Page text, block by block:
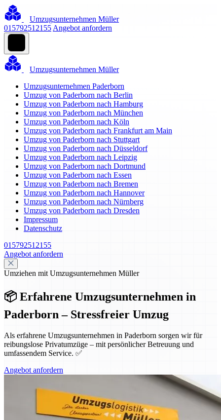
Umzugsunternehmen Müller
015792512155 Angebot anfordern
Umzugsunternehmen Müller
Umzugsunternehmen Paderborn
Umzug von Paderborn nach Berlin
Umzug von Paderborn nach Hamburg
Umzug von Paderborn nach München
Umzug von Paderborn nach Köln
Umzug von Paderborn nach Frankfurt am Main
Umzug von Paderborn nach Stuttgart
Umzug von Paderborn nach Düsseldorf
Umzug von Paderborn nach Leipzig
Umzug von Paderborn nach Dortmund
Umzug von Paderborn nach Essen
Umzug von Paderborn nach Bremen
Umzug von Paderborn nach Hannover
Umzug von Paderborn nach Nürnberg
Umzug von Paderborn nach Dresden
Impressum
Datenschutz
015792512155
Angebot anfordern
Umziehen mit Umzugsunternehmen Müller
📦 Erfahrene Umzugsunternehmen in
Paderborn – Stressfreier Umzug
Als erfahrene Umzugsunternehmen in Paderborn sorgen wir für
reibungslose Privatumzüge – mit persönlicher Betreuung und
umfassendem Service. ✅
Angebot anfordern